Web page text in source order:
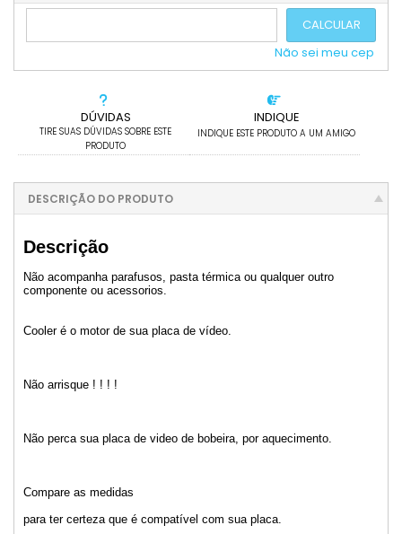
DÚVIDAS
TIRE SUAS DÚVIDAS SOBRE ESTE
PRODUTO
INDIQUE
INDIQUE ESTE PRODUTO A UM AMIGO
.
CALCULAR
Não sei meu cep
DESCRIÇÃO DO PRODUTO
Descrição
Não acompanha parafusos, pasta térmica ou qualquer outro
componente ou acessorios.
Cooler é o motor de sua placa de vídeo.
Não arrisque ! ! ! !
Não perca sua placa de video de bobeira, por aquecimento.
Compare as medidas
para ter certeza que é compatível com sua placa.